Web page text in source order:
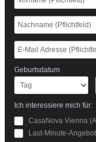
Geburtsdatum
Ich interessiere mich für:
CasaNova Vienna
Last-Minute-